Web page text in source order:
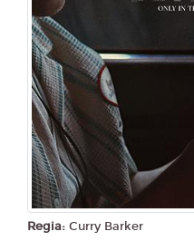
Regia: Curry Barker